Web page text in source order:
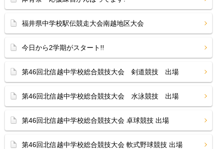
福井県中学校駅伝競走大会南越地区大会
今日から2学期がスタート!!
第46回北信越中学校総合競技大会 剣道競技 出場
第46回北信越中学校総合競技大会 水泳競技 出場
第46回北信越中学校総合競技大会 卓球競技 出場
第46回北信越中学校総合競技大会 軟式野球競技 出場